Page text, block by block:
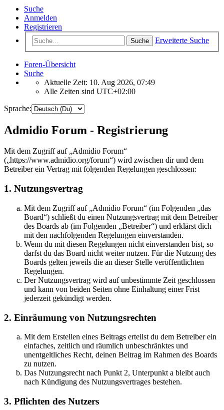
Suche
Anmelden
Registrieren
Suche Erweiterte Suche
Foren-Übersicht
Suche
Aktuelle Zeit: 10. Aug 2026, 07:49
Alle Zeiten sind UTC+02:00
Sprache:
Admidio Forum - Registrierung
Mit dem Zugriff auf „Admidio Forum“
(„https://www.admidio.org/forum“) wird zwischen dir und dem
Betreiber ein Vertrag mit folgenden Regelungen geschlossen:
1. Nutzungsvertrag
Mit dem Zugriff auf „Admidio Forum“ (im Folgenden „das
Board“) schließt du einen Nutzungsvertrag mit dem Betreiber
des Boards ab (im Folgenden „Betreiber“) und erklärst dich
mit den nachfolgenden Regelungen einverstanden.
Wenn du mit diesen Regelungen nicht einverstanden bist, so
darfst du das Board nicht weiter nutzen. Für die Nutzung des
Boards gelten jeweils die an dieser Stelle veröffentlichten
Regelungen.
Der Nutzungsvertrag wird auf unbestimmte Zeit geschlossen
und kann von beiden Seiten ohne Einhaltung einer Frist
jederzeit gekündigt werden.
2. Einräumung von Nutzungsrechten
Mit dem Erstellen eines Beitrags erteilst du dem Betreiber ein
einfaches, zeitlich und räumlich unbeschränktes und
unentgeltliches Recht, deinen Beitrag im Rahmen des Boards
zu nutzen.
Das Nutzungsrecht nach Punkt 2, Unterpunkt a bleibt auch
nach Kündigung des Nutzungsvertrages bestehen.
3. Pflichten des Nutzers